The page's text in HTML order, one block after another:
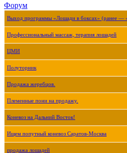
Форум
Выход программы «Лошади в боксах» (ранее —
Профессиональный массаж, терапия лошадей
ЦМИ
Полуторник
Продажа жеребцов.
Племенные пони на продажу.
Коневоз на Дальний Восток!
Ищем попутный коневоз Саратов-Москва
продажа лошадей